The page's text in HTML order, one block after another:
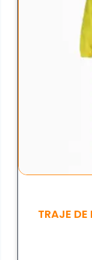
TRAJE